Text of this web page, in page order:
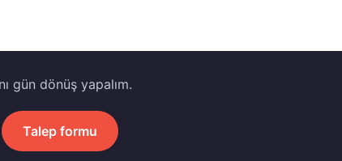
gün dönüş yapalım.
Talep formu